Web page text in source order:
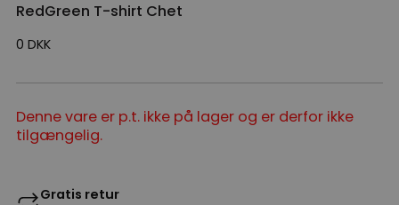
RedGreen T-shirt Chet
0 DKK
Denne vare er p.t. ikke på lager og er derfor ikke
tilgængelig.
Gratis retur